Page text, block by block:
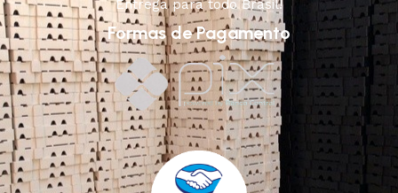
Entrega para todo Brasil!
Formas de Pagamento